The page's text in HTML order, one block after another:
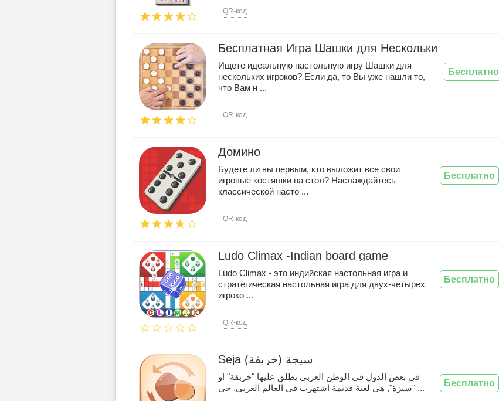
QR-код
Бесплатная Игра Шашки для Нескольких Игроков
Ищете идеальную настольную игру Шашки для
нескольких игроков? Если да, то Вы уже нашли то,
что Вам н ...
QR-код
Бесплатно
Домино
Будете ли вы первым, кто выложит все свои
игровые костяшки на стол? Наслаждайтесь
классической насто ...
QR-код
Бесплатно
Ludo Climax -Indian board game
Ludo Climax - это индийская настольная игра и
стратегическая настольная игра для двух-четырех
игроко ...
QR-код
Бесплатно
Seja سيجة (خربقة)
في بعض الدول في الوطن العربي يطلق عليها "خربقة" او
"سيزة", هي لعبة قديمة اشتهرت في العالم العربي, حي ...
Бесплатно